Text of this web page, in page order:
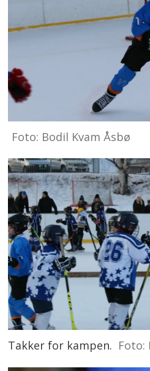
Foto: Bodil Kvam Åsbø
Takker for kampen. Foto: